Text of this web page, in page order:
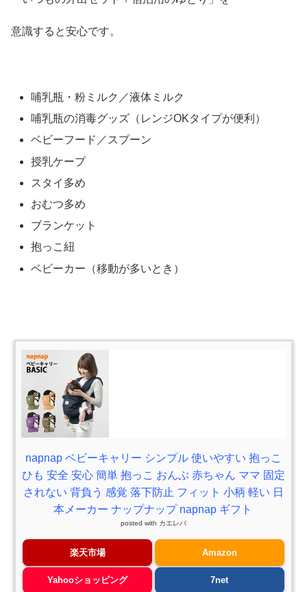
意識すると安心です。
哺乳瓶・粉ミルク／液体ミルク
哺乳瓶の消毒グッズ（レンジOKタイプが便利）
ベビーフード／スプーン
授乳ケープ
スタイ多め
おむつ多め
ブランケット
抱っこ紐
ベビーカー（移動が多いとき）
napnap ベビーキャリー シンプル 使いやすい 抱っこ
ひも 安全 安心 簡単 抱っこ おんぶ 赤ちゃん ママ 固定
されない 背負う 感覚 落下防止 フィット 小柄 軽い 日
本メーカー ナップナップ napnap ギフト
posted with カエレバ
楽天市場 Amazon
Yahooショッピング 7net